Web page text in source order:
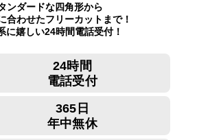
ンダードな四角形から
合わせたフリーカットまで！
に嬉しい24時間電話受付！
24時間
電話受付
365日
年中無休